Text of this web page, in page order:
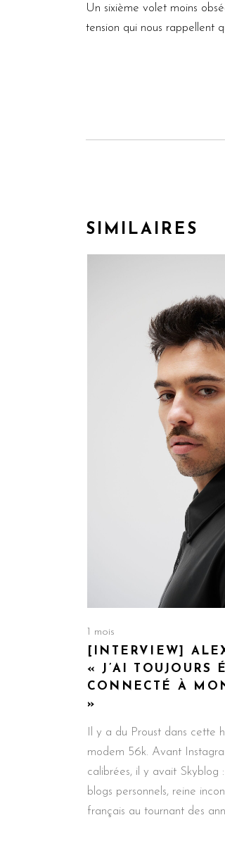
Un sixième volet moins
tension qui nous rappellent
SIMILAIRES
1 mois
[INTERVIEW]
« J’AI TOUJOURS
CONNECTÉ À
»
Il y a du Proust dans cette
modem 56k. Avant
calibrées, il y avait Skyblog
blogs personnels, reine
français au tournant des